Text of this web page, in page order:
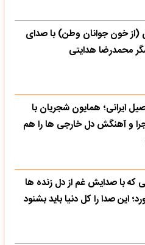
(از خون جوانان وطن) با صدای
محمدرضا هدایتی
ایرانی؛ همایون شجریان با
و آهنگش دل خارجی ها را هم
که با صدایش غم از دل زنده ها
این صدا را کل دنیا باید بشنود